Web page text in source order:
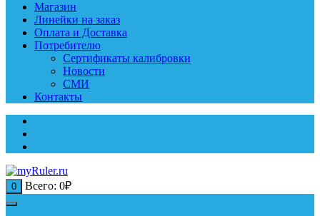
Магазин
Линейки на заказ
Оплата и Доставка
Потребителю
Сертификаты калибровки
Новости
СМИ
Контакты
0 Всего: 0₽